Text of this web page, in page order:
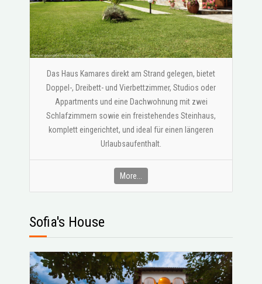
Das Haus Kamares direkt am Strand gelegen, bietet
Doppel-, Dreibett- und Vierbettzimmer, Studios oder
Appartments und eine Dachwohnung mit zwei
Schlafzimmern sowie ein freistehendes Steinhaus,
komplett eingerichtet, und ideal für einen längeren
Urlaubsaufenthalt.
More...
Sofia's House